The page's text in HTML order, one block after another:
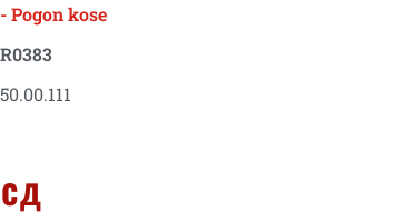
Pogon kose
R0383